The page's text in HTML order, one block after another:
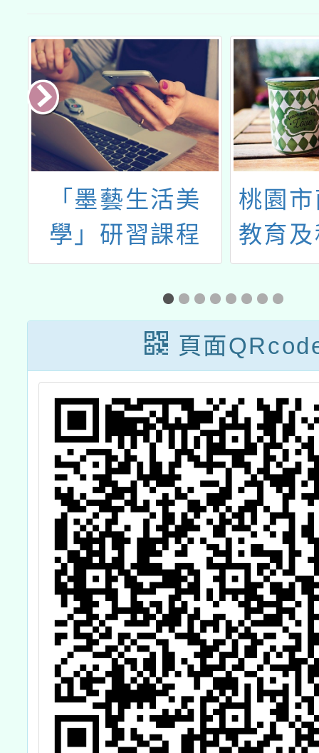
墨藝生活美
」研習課程
桃園市南崁
教育及科技
113年7月份
增能研習
頁面